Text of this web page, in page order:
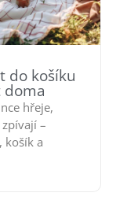
do košíku
hřeje,
–
košík a